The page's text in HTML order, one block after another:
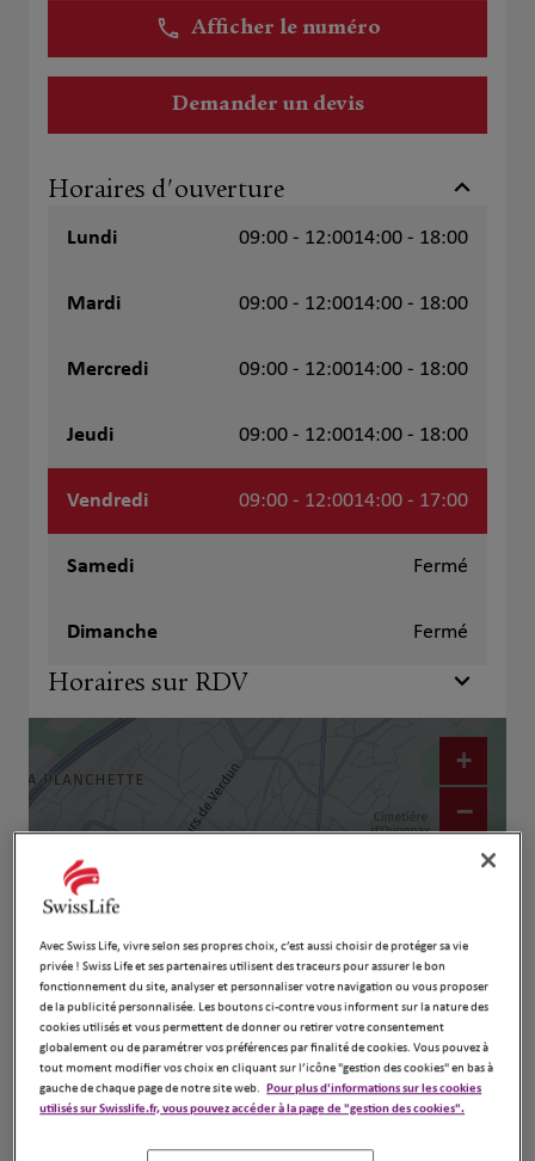
Afficher le numéro
Demander un devis
Horaires d'ouverture
Lundi 09:00 - 12:0014:00 - 18:00
Mardi 09:00 - 12:0014:00 - 18:00
Mercredi 09:00 - 12:0014:00 - 18:00
Jeudi 09:00 - 12:0014:00 - 18:00
Vendredi 09:00 - 12:0014:00 - 17:00
Samedi Fermé
Dimanche Fermé
Horaires sur RDV
+
−
Leaflet| Map ©2026
Naviguer Itinéraire
Avec Swiss Life, vivre selon ses propres choix, c’est aussi choisir de protéger sa vie
privée ! Swiss Life et ses partenaires utilisent des traceurs pour assurer le bon
fonctionnement du site, analyser et personnaliser votre navigation ou vous proposer
de la publicité personnalisée. Les boutons ci-contre vous informent sur la nature des
cookies utilisés et vous permettent de donner ou retirer votre consentement
globalement ou de paramétrer vos préférences par finalité de cookies. Vous pouvez à
tout moment modifier vos choix en cliquant sur l’icône "gestion des cookies" en bas à
gauche de chaque page de notre site web. Pour plus d'informations sur les cookies
utilisés sur Swisslife.fr, vous pouvez accéder à la page de "gestion des cookies".